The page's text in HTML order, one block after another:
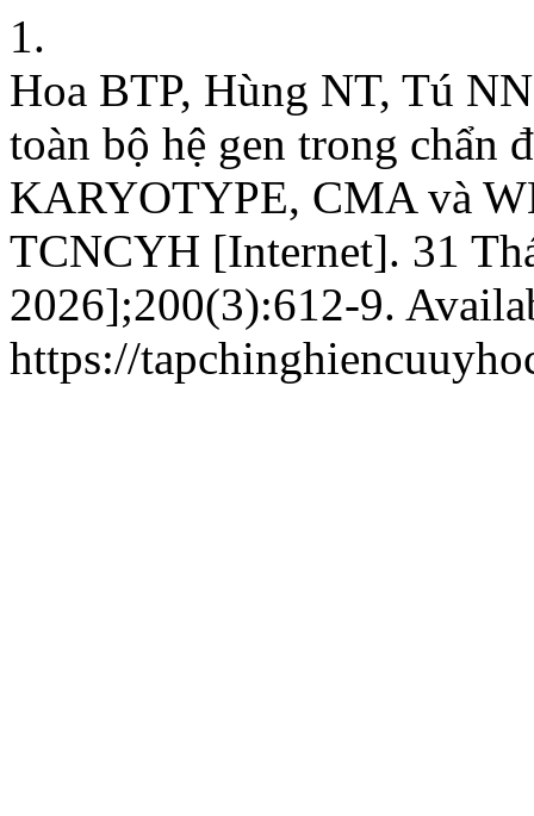
1.
Hoa BTP, Hùng NT, Tú
toàn bộ hệ gen trong chẩn
KARYOTYPE, CMA và
TCNCYH [Internet]. 31
2026];200(3):612-9.
https://